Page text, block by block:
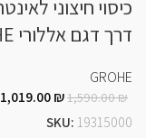
דרך דגם אללורי GROHE
GROHE
1,590.00₪
1,019.00₪
SKU: 19315000